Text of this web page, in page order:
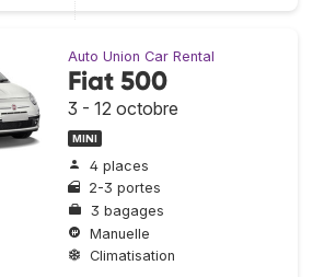
Auto Union Car Rental
Fiat 500
3 - 12 octobre
MINI
4 places
2-3 portes
3 bagages
Manuelle
Climatisation